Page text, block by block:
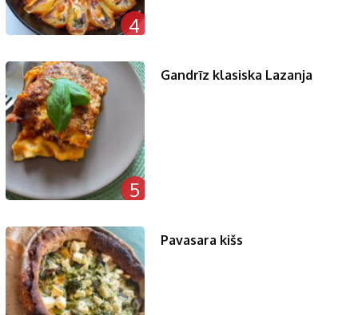
4
5
Gandrīz klasiska Lazanja
Pavasara kišs